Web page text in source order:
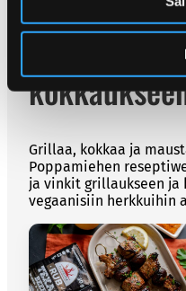
Reseptit
Grillaa, kokkaa ja
Poppamiehen
ja vinkit grillaukseen
vegaanisiin herkkuihin